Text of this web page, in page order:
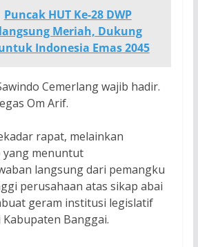
Puncak HUT Ke-28 DWP
Meriah, Dukung
Indonesia Emas 2045
Cemerlang wajib hadir.
Om Arif.
rapat, melainkan
yang menuntut
langsung dari pemangku
perusahaan atas sikap abai
geram institusi legislatif
Banggai.